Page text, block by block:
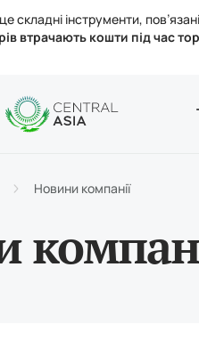
складні інструменти,
втрачають кошти під час
Про
Новини компанії